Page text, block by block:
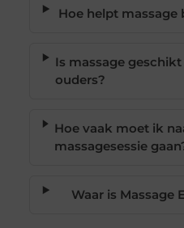
Hoe helpt massage
Is massage
ouders?
Hoe vaak moet ik
massagesessie
Waar is Massage